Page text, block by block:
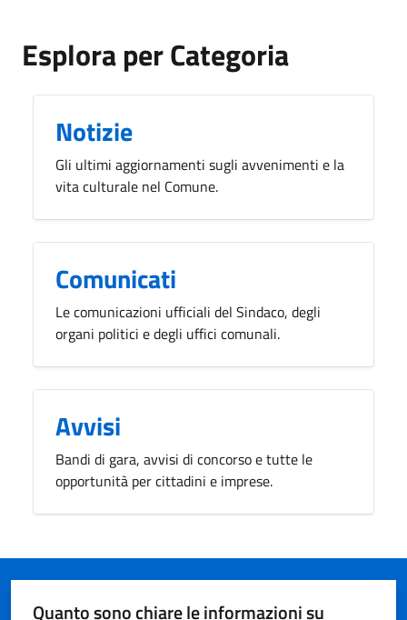
Esplora per Categoria
Notizie
Gli ultimi aggiornamenti sugli avvenimenti e la
vita culturale nel Comune.
Comunicati
Le comunicazioni ufficiali del Sindaco, degli
organi politici e degli uffici comunali.
Avvisi
Bandi di gara, avvisi di concorso e tutte le
opportunità per cittadini e imprese.
Quanto sono chiare le informazioni su